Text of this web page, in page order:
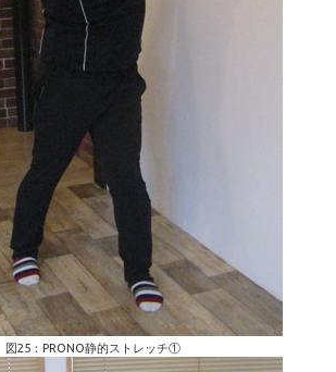
図25：PRONO静的ストレッチ①